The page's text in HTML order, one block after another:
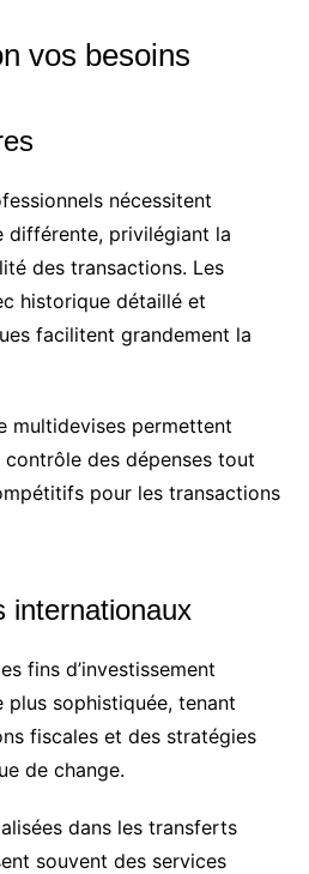
vos besoins
nécessitent
différente, privilégiant la
des transactions. Les
historique détaillé et
facilitent grandement la
multidevises permettent
des dépenses tout
pour les transactions
internationaux
fins d’investissement
sophistiquée, tenant
fiscales et des stratégies
de change.
dans les transferts
souvent des services